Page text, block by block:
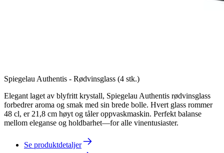
Spiegelau Authentis - Rødvinsglass (4 stk.)
Elegant laget av blyfritt krystall, Spiegelau Authentis rødvinsglass
forbedrer aroma og smak med sin brede bolle. Hvert glass rommer
48 cl, er 21,8 cm høyt og tåler oppvaskmaskin. Perfekt balanse
mellom eleganse og holdbarhet—for alle vinentusiaster.
Se produktdetaljer